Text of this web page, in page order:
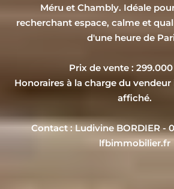
Méru et Chambly. Idéale
recherchant espace, calme et
d'une heure de
Prix de vente :
Honoraires à la charge du
affiché.
Contact : Ludivine BORDIER -
lfbimmobilier.fr